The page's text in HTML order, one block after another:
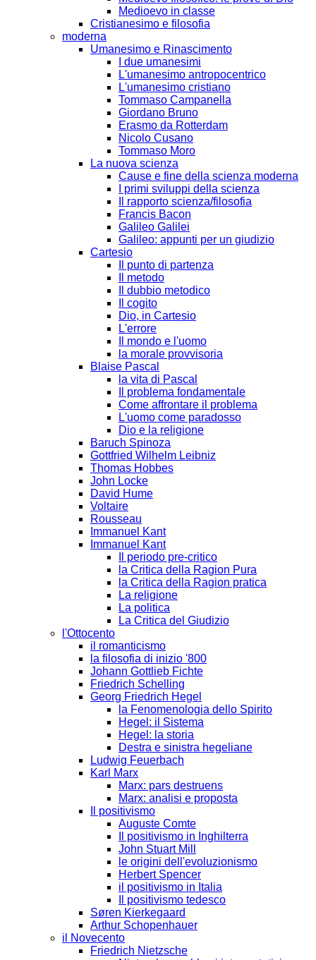
Medioevo in classe
Cristianesimo e filosofia
moderna
Umanesimo e Rinascimento
I due umanesimi
L'umanesimo antropocentrico
L'umanesimo cristiano
Tommaso Campanella
Giordano Bruno
Erasmo da Rotterdam
Nicolo Cusano
Tommaso Moro
La nuova scienza
Cause e fine della scienza moderna
I primi sviluppi della scienza
Il rapporto scienza/filosofia
Francis Bacon
Galileo Galilei
Galileo: appunti per un giudizio
Cartesio
Il punto di partenza
Il metodo
Il dubbio metodico
Il cogito
Dio, in Cartesio
L'errore
Il mondo e l'uomo
la morale provvisoria
Blaise Pascal
la vita di Pascal
Il problema fondamentale
Come affrontare il problema
L'uomo come paradosso
Dio e la religione
Baruch Spinoza
Gottfried Wilhelm Leibniz
Thomas Hobbes
John Locke
David Hume
Voltaire
Rousseau
Immanuel Kant
Immanuel Kant
Il periodo pre-critico
la Critica della Ragion Pura
la Critica della Ragion pratica
La religione
La politica
La Critica del Giudizio
l'Ottocento
il romanticismo
la filosofia di inizio '800
Johann Gottlieb Fichte
Friedrich Schelling
Georg Friedrich Hegel
la Fenomenologia dello Spirito
Hegel: il Sistema
Hegel: la storia
Destra e sinistra hegeliane
Ludwig Feuerbach
Karl Marx
Marx: pars destruens
Marx: analisi e proposta
Il positivismo
Auguste Comte
Il positivismo in Inghilterra
John Stuart Mill
le origini dell'evoluzionismo
Herbert Spencer
il positivismo in Italia
Il positivismo tedesco
Søren Kierkegaard
Arthur Schopenhauer
il Novecento
Friedrich Nietzsche